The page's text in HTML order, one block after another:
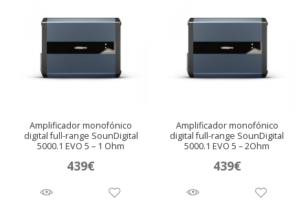
Amplificador monofónico
digital full-range SounDigital
5000.1 EVO 5 – 1 Ohm
439€
Amplificador monofónico
digital full-range SounDigital
5000.1 EVO 5 – 2Ohm
439€